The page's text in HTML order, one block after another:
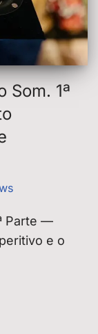
Som. 1ª
Parte —
e o